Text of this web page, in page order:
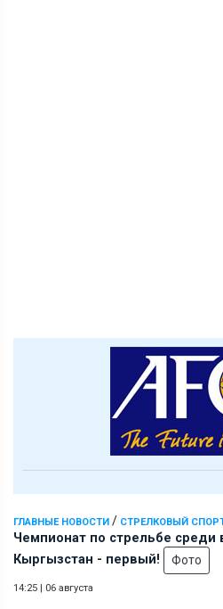
ГЛАВНЫЕ НОВОСТИ / СТРЕЛКОВЫЙ
Чемпионат по стрельбе среди
Кыргызстан - первый!
Фото
14:25 | 06 августа